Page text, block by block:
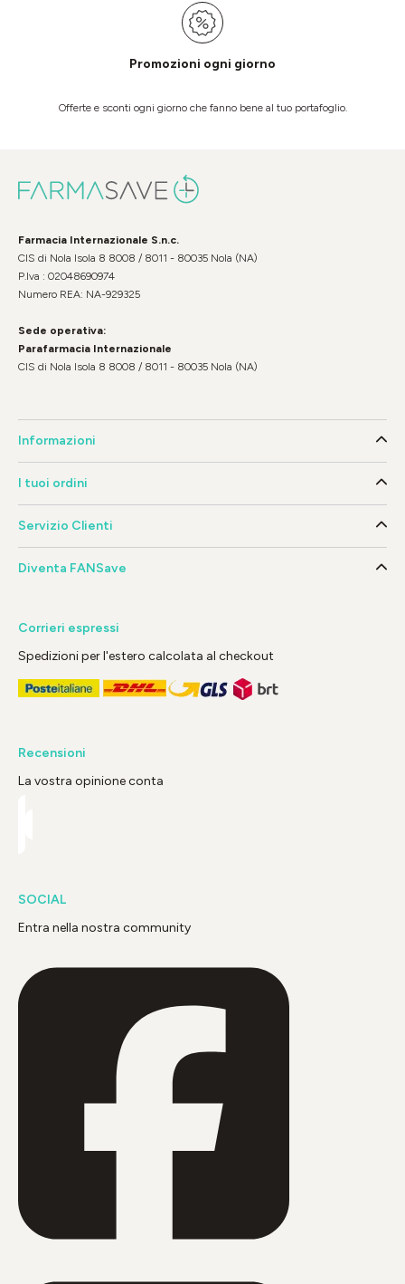
Promozioni ogni giorno
Offerte e sconti ogni giorno che fanno bene al tuo portafoglio.
Farmacia Internazionale S.n.c.
CIS di Nola Isola 8 8008 / 8011 - 80035 Nola (NA)
P.Iva : 02048690974
Numero REA: NA-929325
Sede operativa:
Parafarmacia Internazionale
CIS di Nola Isola 8 8008 / 8011 - 80035 Nola (NA)
Informazioni
I tuoi ordini
Servizio Clienti
Diventa FANSave
Corrieri espressi
Spedizioni per l'estero calcolata al checkout
Recensioni
La vostra opinione conta
SOCIAL
Entra nella nostra community